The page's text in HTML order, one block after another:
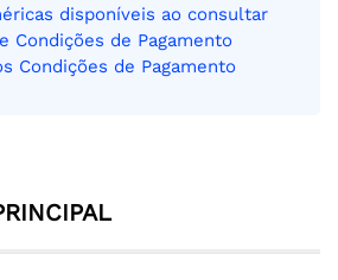
disponíveis ao consultar
Condições de Pagamento
Condições de Pagamento